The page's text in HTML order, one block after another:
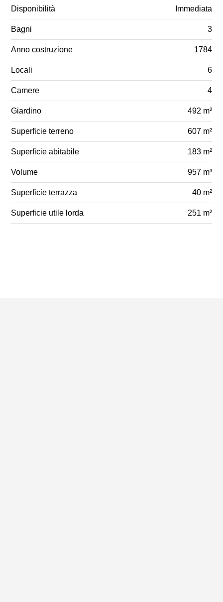
Disponibilità Immediata
Bagni 3
Anno costruzione 1784
Locali 6
Camere 4
Giardino 492 m²
Superficie terreno 607 m²
Superficie abitabile 183 m²
Volume 957 m³
Superficie terrazza 40 m²
Superficie utile lorda 251 m²